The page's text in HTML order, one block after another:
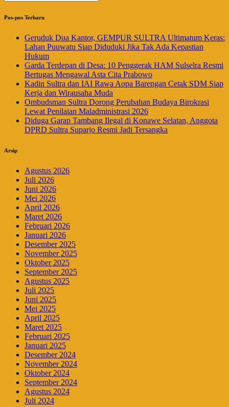
Pos-pos Terbaru
Geruduk Dua Kantor, GEMPUR SULTRA Ultimatum Keras:
Lahan Puuwatu Siap Diduduki Jika Tak Ada Kepastian
Hukum
Garda Terdepan di Desa: 10 Penggerak HAM Sulselra Resmi
Bertugas Mengawal Asta Cita Prabowo
Kadin Sultra dan IAI Rawa Aopa Barengan Cetak SDM Siap
Kerja dan Wirausaha Muda
Ombudsman Sultra Dorong Perubahan Budaya Birokrasi
Lewat Penilaian Maladministrasi 2026
Diduga Garap Tambang Ilegal di Konawe Selatan, Anggota
DPRD Sultra Suparjo Resmi Jadi Tersangka
Arsip
Agustus 2026
Juli 2026
Juni 2026
Mei 2026
April 2026
Maret 2026
Februari 2026
Januari 2026
Desember 2025
November 2025
Oktober 2025
September 2025
Agustus 2025
Juli 2025
Juni 2025
Mei 2025
April 2025
Maret 2025
Februari 2025
Januari 2025
Desember 2024
November 2024
Oktober 2024
September 2024
Agustus 2024
Juli 2024